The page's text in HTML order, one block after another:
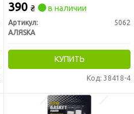
390 ₴ в наличии
Артикул:
5062
АЛЯSКА
КУПИТЬ
Код: 38418-4